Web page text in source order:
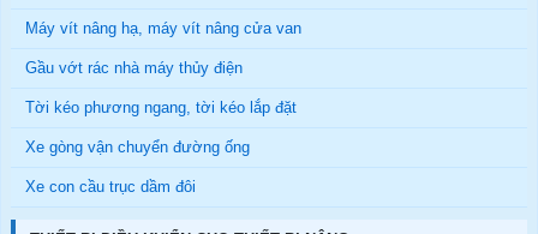
Máy vít nâng hạ, máy vít nâng cửa van
Gầu vớt rác nhà máy thủy điện
Tời kéo phương ngang, tời kéo lắp đặt
Xe gòng vận chuyển đường ống
Xe con cầu trục dầm đôi